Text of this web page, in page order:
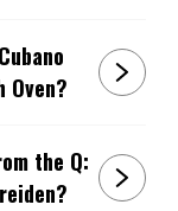
Oven?
the Q: